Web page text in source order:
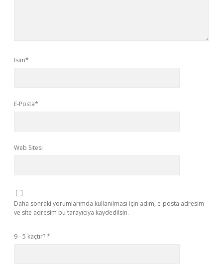
İsim*
E-Posta*
Web Sitesi
Daha sonraki yorumlarımda kullanılması için adım, e-posta adresim
ve site adresim bu tarayıcıya kaydedilsin.
9 - 5 kaçtır?*